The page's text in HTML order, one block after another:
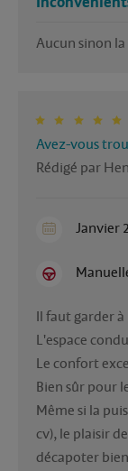
Aucun sinon
Avez-vous
Rédigé par
Janvier
Il faut garder
L'espace
Le confort
Bien sûr pour
Même si la
cv), le plaisir
décapoter